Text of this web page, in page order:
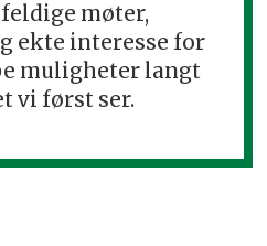
møter,
ekte interesse for
muligheter langt
vi først ser.